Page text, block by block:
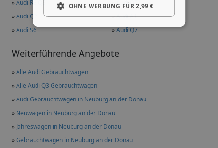
»Audi RS Q8 »Audi Q5
»Audi Q2 »Audi A1
»Audi S6 »Audi Q7
Weiterführende Angebote
»Alle Audi Gebrauchtwagen
»Alle Audi Q3 Gebrauchtwagen
»Audi Gebrauchtwagen in Neuburg an der Donau
» Neuwagen in Neuburg an der Donau
» Jahreswagen in Neuburg an der Donau
»Gebrauchtwagen in Neuburg an der Donau
OHNE WERBUNG FÜR 2,99 €